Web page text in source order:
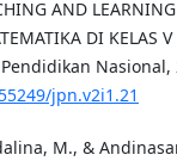
AND
DI KELAS
Nasional,
jpn.v2i1.21
M., &